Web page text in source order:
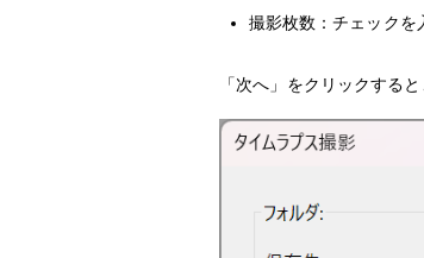
撮影枚数：チェックを
「次へ」をクリックする